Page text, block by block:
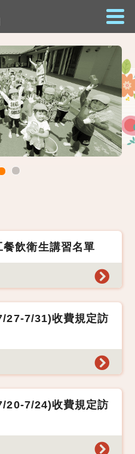
飲衛生講習名單
27-7/31)收費規定訪
20-7/24)收費規定訪